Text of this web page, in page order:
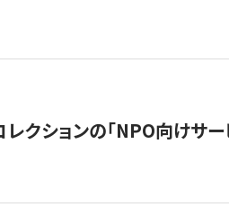
クションの「NPO向けサ